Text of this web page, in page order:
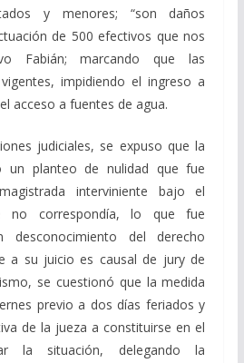
y menores; “son daños
de 500 efectivos que nos
Fabián; marcando que las
impidiendo el ingreso a
acceso a fuentes de agua.
judiciales, se expuso que la
un planteo de nulidad que fue
interviniente bajo el
no correspondía, lo que fue
desconocimiento del derecho
a su juicio es causal de jury de
se cuestionó que la medida
previo a dos días feriados y
de la jueza a constituirse en el
la situación, delegando la